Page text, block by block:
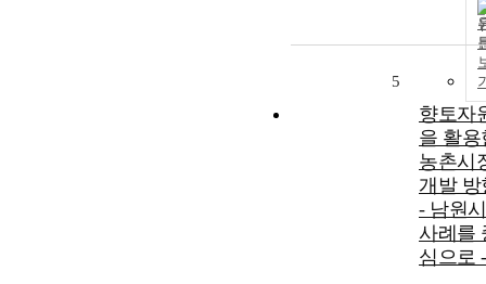
5
향토자
을 활용
농촌시
개발 방
- 남원시
사례를
심으로 -